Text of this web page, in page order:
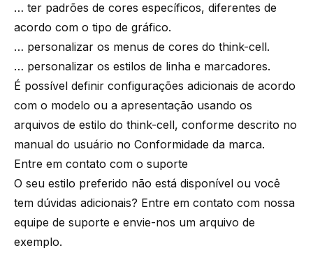
… ter padrões de cores específicos, diferentes de
acordo com o tipo de gráfico.
… personalizar os menus de cores do think-cell.
… personalizar os estilos de linha e marcadores.
É possível definir configurações adicionais de acordo
com o modelo ou a apresentação usando os
arquivos de estilo do think-cell, conforme descrito no
manual do usuário no Conformidade da marca.
Entre em contato com o suporte
O seu estilo preferido não está disponível ou você
tem dúvidas adicionais? Entre em contato com nossa
equipe de suporte e envie-nos um arquivo de
exemplo.